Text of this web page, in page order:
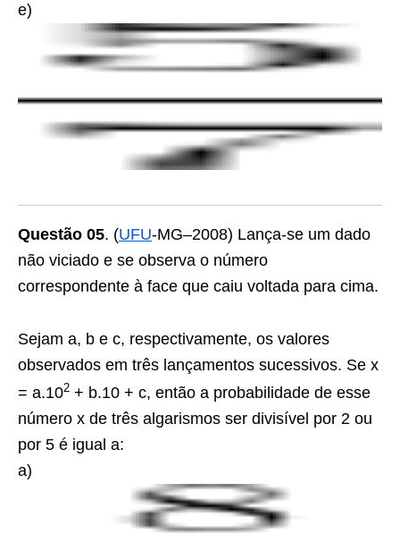
e)
Questão 05. (UFU-MG–2008) Lança-se um dado
não viciado e se observa o número
correspondente à face que caiu voltada para cima.
Sejam a, b e c, respectivamente, os valores
observados em três lançamentos sucessivos. Se x
= a.102 + b.10 + c, então a probabilidade de esse
número x de três algarismos ser divisível por 2 ou
por 5 é igual a:
a)